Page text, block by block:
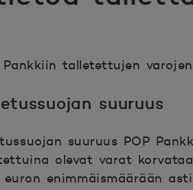
Pankkiin talletettujen
suuruus
suuruus POP
olevat varat
enimmäismäärään